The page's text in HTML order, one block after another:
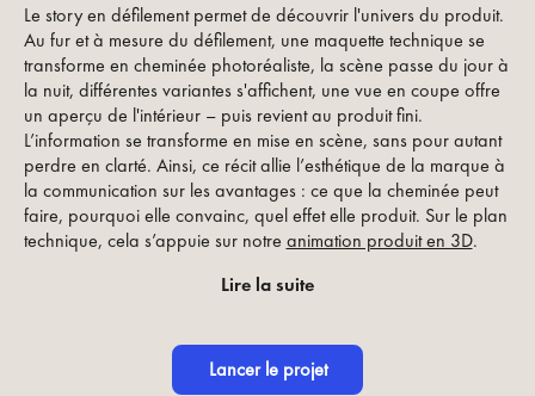
Le story en défilement permet de découvrir l'univers du produit.
Au fur et à mesure du défilement, une maquette technique se
transforme en cheminée photoréaliste, la scène passe du jour à
la nuit, différentes variantes s'affichent, une vue en coupe offre
un aperçu de l'intérieur – puis revient au produit fini.
L’information se transforme en mise en scène, sans pour autant
perdre en clarté. Ainsi, ce récit allie l’esthétique de la marque à
la communication sur les avantages : ce que la cheminée peut
faire, pourquoi elle convainc, quel effet elle produit. Sur le plan
technique, cela s’appuie sur notre animation produit en 3D.
Lire la suite
Lancer le projet